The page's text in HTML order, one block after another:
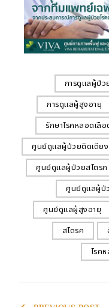
การดูแลผู้ป่ว
การดูแลผู้สูงอายุ
รักษาโรคหลอดเลื
ศูนย์ดูแลผู้ป่วยติดเตียง
ศูนย์ดูแลผู้ป่วยสโตรก
ศูนย์ดูแลผู้ป่
ศูนย์ดูแลผู้สูงอายุ
สโตรค
โรค